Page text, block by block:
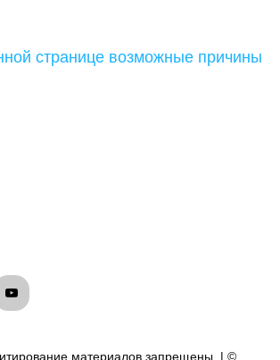
странице возможные причины
материалов запрещены. | ©